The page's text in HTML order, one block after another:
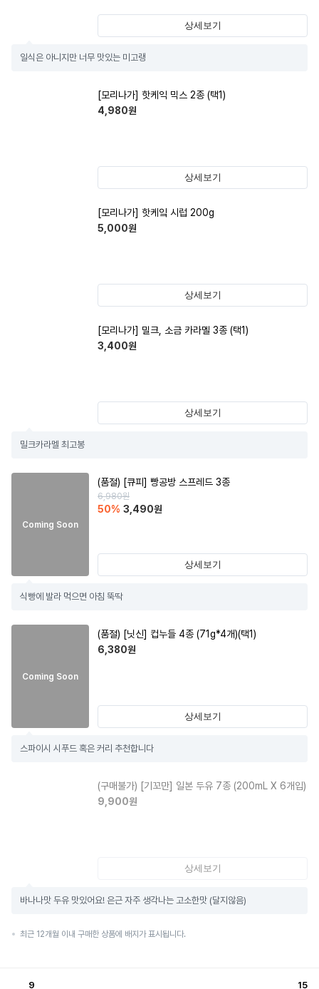
상세보기
일식은 아니지만 너무 맛있는 미고랭
[모리나가] 핫케익 믹스 2종 (택1)
4,980원
상세보기
[모리나가] 핫케잌 시럽 200g
5,000원
상세보기
[모리나가] 밀크, 소금 카라멜 3종 (택1)
3,400원
상세보기
밀크카라멜 최고봉
Coming Soon
(품절) [큐피] 빵공방 스프레드 3종
6,980원
50% 3,490원
상세보기
식빵에 발라 먹으면 아침 뚝딱
Coming Soon
(품절) [닛신] 컵누들 4종 (71g*4개)(택1)
6,380원
상세보기
스파이시 시푸드 혹은 커리 추천합니다
(구매불가) [기꼬만] 일본 두유 7종 (200mL X 6개입)
9,900원
상세보기
바나나맛 두유 맛있어요! 은근 자주 생각나는 고소한맛 (달지않음)
최근 12개월 이내 구매한 상품에 배지가 표시됩니다.
9 15